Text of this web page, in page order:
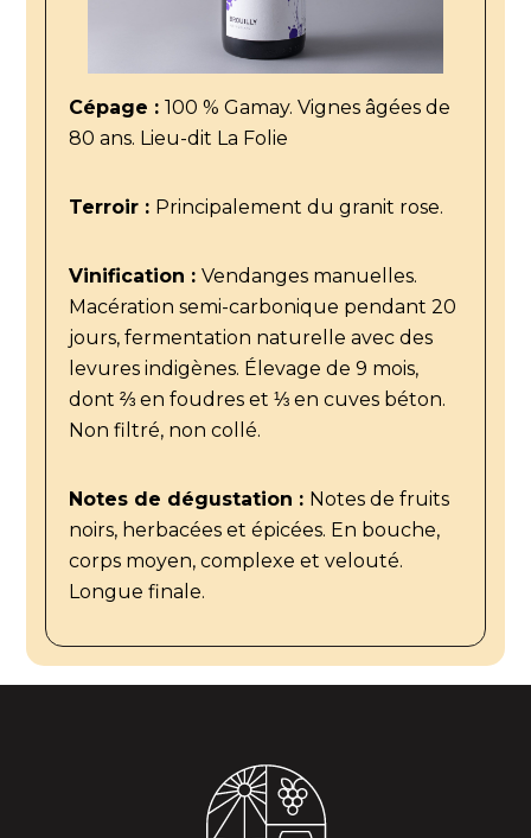
Cépage : 100 % Gamay. Vignes âgées de
80 ans. Lieu-dit La Folie
Terroir : Principalement du granit rose.
Vinification : Vendanges manuelles.
Macération semi-carbonique pendant 20
jours, fermentation naturelle avec des
levures indigènes. Élevage de 9 mois,
dont ⅔ en foudres et ⅓ en cuves béton.
Non filtré, non collé.
Notes de dégustation : Notes de fruits
noirs, herbacées et épicées. En bouche,
corps moyen, complexe et velouté.
Longue finale.